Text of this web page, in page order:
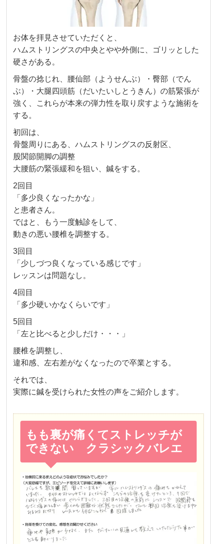
お体を拝見させていただくと、
ハムストリングスの中央とやや外側に、ゴリッとした
硬さがある。
骨盤の捻じれ、腰仙部（ようせんぶ）・臀部（でん
ぶ）・大腿四頭筋（だいたいしとうきん）の筋緊張が
強く、これらが本来の弾力性を取り戻すような施術を
する。
初回は、
骨盤周りにある、ハムストリングスの反射区、
股関節開脚の調整
大腰筋の緊張緩和を狙い、鍼をする。
2回目
「多少良くなったかな」
と患者さん。
ではと、もう一度触診をして、
動きの悪い腰椎を調整する。
3回目
「少しづつ良くなっている感じです」
レッスンは問題なし。
4回目
「多少硬いかなくらいです」
5回目
「左と比べると少しだけ・・・」
腰椎を調整し、
違和感、左右差がなくなったので卒業とする。
それでは、
実際に鍼を受けられた女性の声をご紹介します。
もも裏が痛くてストレッチが
できない クラシックバレエ